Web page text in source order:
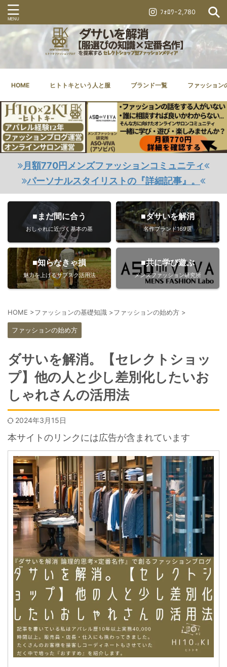
ﾌｫﾛﾜｰ2,780
HOME ヒトトキという人と服 ブランド一覧 ファッション
月額770円メンズファッションコミュニティ
パーソナルスタイリストの『詳細記事』。
■まだ間に合う
おしゃれに近づく基本の基
■ダサいを解消
名作ブランド169選
■知らなきゃ損
魅力を上げるサブスク活用法
■共に学び遊ぶ
メンズファッション研究所
HOME >ファッションの基礎知識 >ファッションの始め方 >
ファッションの始め方
ダサいを解消。【セレクトショッ
プ】他の人と少し差別化したいお
しゃれさんの活用法
2024年3月15日
本サイトのリンクには広告が含まれています